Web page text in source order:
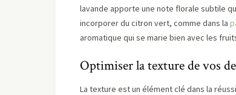
lavande apporte une note florale subtile
incorporer du citron vert, comme dans la
aromatique qui se marie bien avec les
Optimiser la texture de vos
La texture est un élément clé dans la